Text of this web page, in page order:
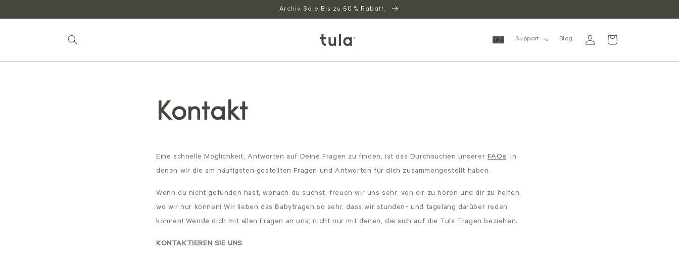
Archiv Sale Bis zu 60 % Rabatt.
Support Blog EinloggenWarenkorb
Kontakt
Eine schnelle Möglichkeit, Antworten auf Deine Fragen zu finden, ist das Durchsuchen unsererFAQs, in
denen wir die am häufigsten gestellten Fragen und Antworten für dich zusammengestellt haben.
Wenn du nicht gefunden hast, wonach du suchst, freuen wir uns sehr, von dir zu hören und dir zu helfen,
wo wir nur können! Wir lieben das Babytragen so sehr, dass wir stunden- und tagelang darüber reden
können! Wende dich mit allen Fragen an uns, nicht nur mit denen, die sich auf die Tula Tragen beziehen.
KONTAKTIEREN SIE UNS